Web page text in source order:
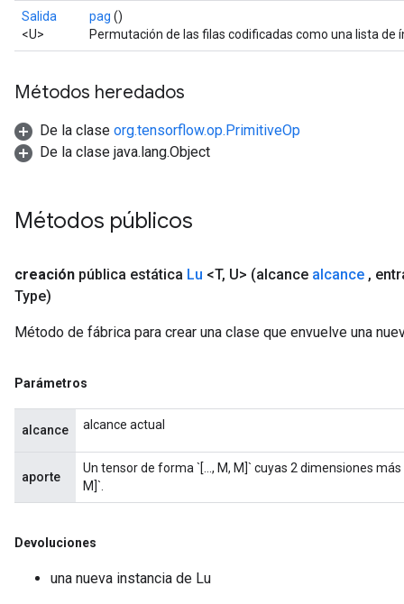
Salida
<U>
pag ()
Permutación de las filas codificadas como una lista de
Métodos heredados
De la clase org.tensorflow.op.PrimitiveOp
De la clase java.lang.Object
Métodos públicos
creación pública estática Lu <T, U> (alcance alcance ,
Type)
Método de fábrica para crear una clase que envuelve una
Parámetros
alcance alcance actual
aporte
Un tensor de forma `[..., M, M]` cuyas 2 dimensiones
M]`.
Devoluciones
una nueva instancia de Lu